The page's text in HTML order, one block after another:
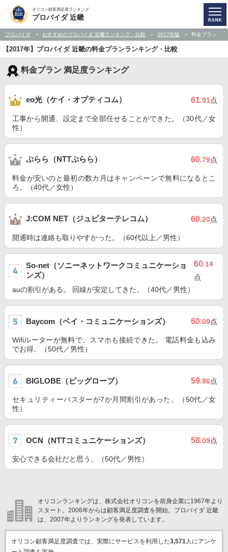
オリコン顧客満足度ランキング
プロバイダ 近畿
プロバイダ おすすめのプロバイダ 近畿ランキング・比較 2017年版 料金プラン
【2017年】プロバイダ 近畿の料金プランランキング・比較
料金プラン 満足度ランキング
eo光（ケイ・オプティコム） 61.91点
工事から開通、設定まで全部任せることができた。（30代／女
性）
ぷらら（NTTぷらら） 60.79点
料金が安いのと最初の数カ月はキャンペーンで無料になるとこ
ろ。（40代／女性）
J:COM NET（ジュピターテレコム） 60.20点
開通時は連絡も取りやすかった。（60代以上／男性）
So-net（ソニーネットワークコミュニケーショ
ンズ）
60.14
点
auの割引がある。 回線が安定してきた。（40代／男性）
Baycom（ベイ・コミュニケーションズ） 60.09点
Wifiルーターが無料で、スマホも接続できた。 電話料金も込み
でお得。（50代／男性）
BIGLOBE（ビッグローブ） 59.86点
セキュリティーバスターが7か月間割引があった。（50代／女
性）
OCN（NTTコミュニケーションズ） 58.09点
安心できる会社だと思う。（50代／男性）
オリコンランキングは、株式会社オリコンを前身企業に1967年より
スタート。2006年からは顧客満足度調査を開始。プロバイダ 近畿
は、2007年よりランキングを発表しています。
オリコン顧客満足度調査では、実際にサービスを利用した3,571人にアンケ